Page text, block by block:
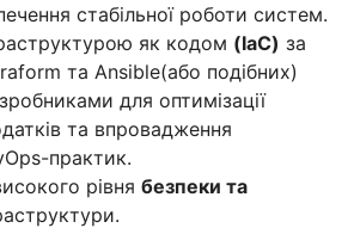
стабільної роботи систем.
як кодом (IaC) за
та Ansible(або подібних)
для оптимізації
та впровадження
практик.
рівня безпеки та